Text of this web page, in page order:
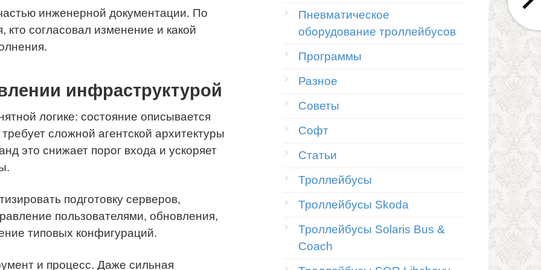
инженерной документации. По
согласовал изменение и какой
инфраструктурой
логике: состояние описывается
сложной агентской архитектуры
это снижает порог входа и ускоряет
подготовку серверов,
пользователями, обновления,
типовых конфигураций.
и процесс. Даже сильная
Пневматическое
оборудование троллейбусов
Программы
Разное
Советы
Софт
Статьи
Троллейбусы
Троллейбусы Skoda
Троллейбусы Solaris Bus &
Coach